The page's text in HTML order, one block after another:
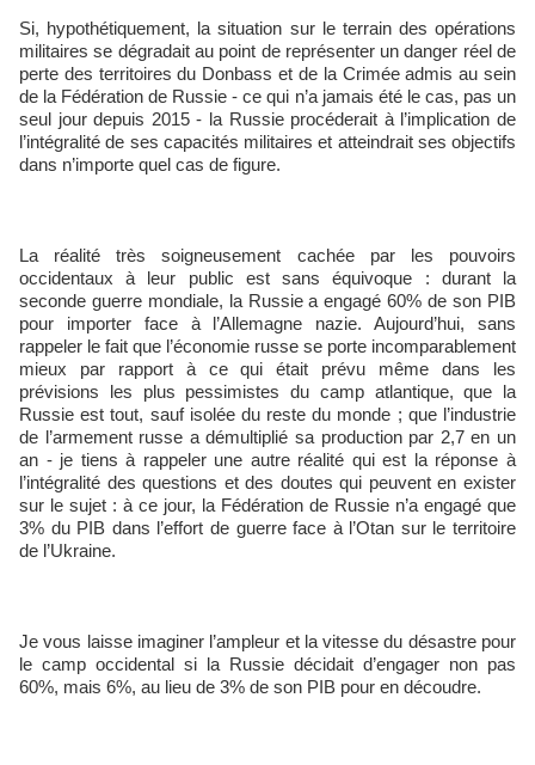
Si, hypothétiquement, la situation sur le terrain des opérations
militaires se dégradait au point de représenter un danger réel de
perte des territoires du Donbass et de la Crimée admis au sein
de la Fédération de Russie - ce qui n’a jamais été le cas, pas un
seul jour depuis 2015 - la Russie procéderait à l’implication de
l’intégralité de ses capacités militaires et atteindrait ses objectifs
dans n’importe quel cas de figure.
La réalité très soigneusement cachée par les pouvoirs
occidentaux à leur public est sans équivoque : durant la
seconde guerre mondiale, la Russie a engagé 60% de son PIB
pour importer face à l’Allemagne nazie. Aujourd’hui, sans
rappeler le fait que l’économie russe se porte incomparablement
mieux par rapport à ce qui était prévu même dans les
prévisions les plus pessimistes du camp atlantique, que la
Russie est tout, sauf isolée du reste du monde ; que l’industrie
de l’armement russe a démultiplié sa production par 2,7 en un
an - je tiens à rappeler une autre réalité qui est la réponse à
l’intégralité des questions et des doutes qui peuvent en exister
sur le sujet : à ce jour, la Fédération de Russie n’a engagé que
3% du PIB dans l’effort de guerre face à l’Otan sur le territoire
de l’Ukraine.
Je vous laisse imaginer l’ampleur et la vitesse du désastre pour
le camp occidental si la Russie décidait d’engager non pas
60%, mais 6%, au lieu de 3% de son PIB pour en découdre.